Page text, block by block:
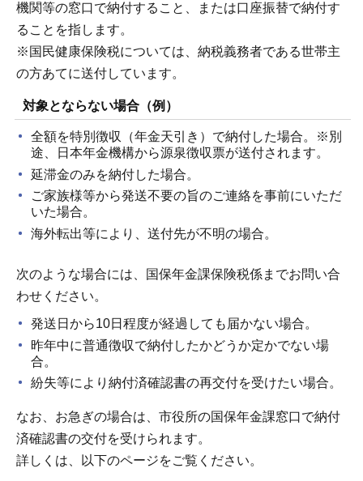
機関等の窓口で納付すること、または口座振替で納付す
ることを指します。
※国民健康保険税については、納税義務者である世帯主
の方あてに送付しています。
対象とならない場合（例）
全額を特別徴収（年金天引き）で納付した場合。※別
途、日本年金機構から源泉徴収票が送付されます。
延滞金のみを納付した場合。
ご家族様等から発送不要の旨のご連絡を事前にいただ
いた場合。
海外転出等により、送付先が不明の場合。
次のような場合には、国保年金課保険税係までお問い合
わせください。
発送日から10日程度が経過しても届かない場合。
昨年中に普通徴収で納付したかどうか定かでない場
合。
紛失等により納付済確認書の再交付を受けたい場合。
なお、お急ぎの場合は、市役所の国保年金課窓口で納付
済確認書の交付を受けられます。
詳しくは、以下のページをご覧ください。